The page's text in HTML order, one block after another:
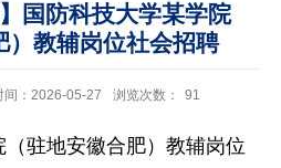
国防科技大学某学院
）教辅岗位社会招聘
间：2026-05-27 浏览次数： 91
（驻地安徽合肥）教辅岗位